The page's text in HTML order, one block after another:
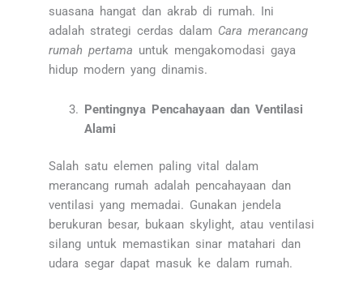
suasana hangat dan akrab di rumah. Ini
adalah strategi cerdas dalam Cara merancang
rumah pertama untuk mengakomodasi gaya
hidup modern yang dinamis.
Pentingnya Pencahayaan dan Ventilasi
Alami
Salah satu elemen paling vital dalam
merancang rumah adalah pencahayaan dan
ventilasi yang memadai. Gunakan jendela
berukuran besar, bukaan skylight, atau ventilasi
silang untuk memastikan sinar matahari dan
udara segar dapat masuk ke dalam rumah.